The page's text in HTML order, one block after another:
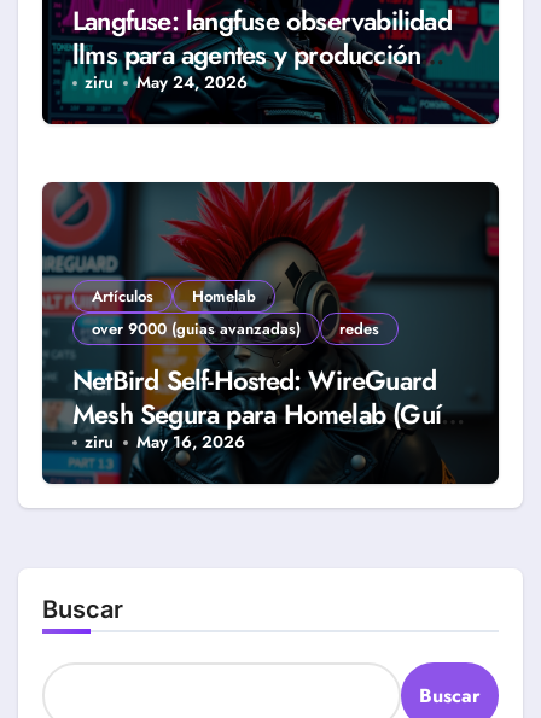
Langfuse: langfuse observabilidad
llms para agentes y producción
real (Guía 2026)
ziru May 24, 2026
Artículos
Homelab
over 9000 (guias avanzadas)
redes
NetBird Self-Hosted: WireGuard
Mesh Segura para Homelab (Guía
2026)
ziru May 16, 2026
Buscar
Buscar